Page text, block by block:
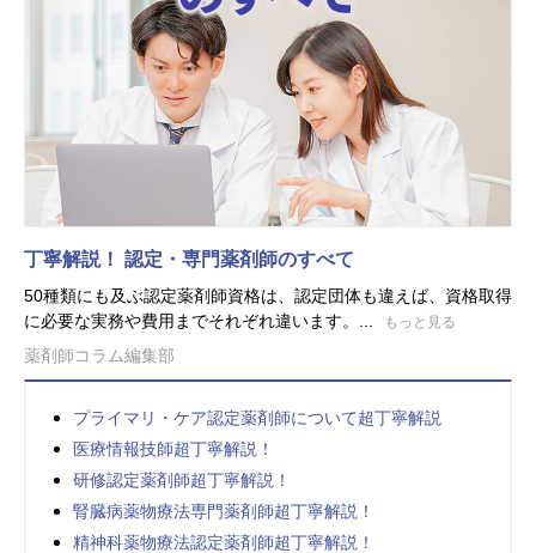
丁寧解説！ 認定・専門薬剤師のすべて
50種類にも及ぶ認定薬剤師資格は、認定団体も違えば、資格取得
に必要な実務や費用までそれぞれ違います。...
もっと見る
薬剤師コラム編集部
プライマリ・ケア認定薬剤師について超丁寧解説
医療情報技師超丁寧解説！
研修認定薬剤師超丁寧解説！
腎臓病薬物療法専門薬剤師超丁寧解説！
精神科薬物療法認定薬剤師超丁寧解説！